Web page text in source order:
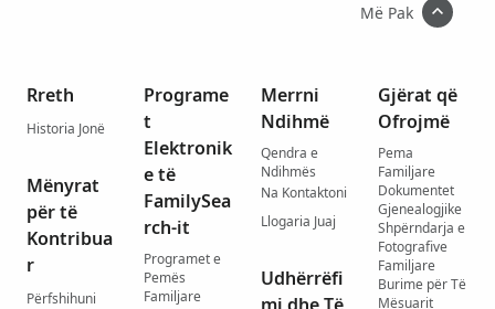
Më Pak
Rreth
Historia Jonë
Mënyrat
për të
Kontribua
r
Përfshihuni
Programe
t
Elektronik
e të
FamilySea
rch-it
Programet e
Pemës
Familjare
Merrni
Ndihmë
Qendra e
Ndihmës
Na Kontaktoni
Llogaria Juaj
Udhërrëfi
Gjërat që
Ofrojmë
Pema
Familjare
Dokumentet
Gjenealogjike
Shpërndarja e
Fotografive
Familjare
Burime për Të
Mësuarit